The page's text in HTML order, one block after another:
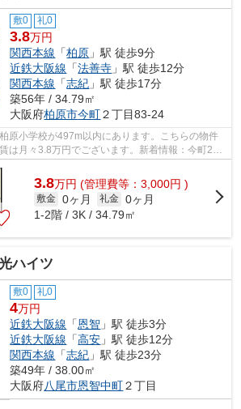
敷0 礼0
3.8万円
関西本線 「柏原 」駅 徒歩9分
近鉄大阪線 「法善寺 」駅 徒歩12分
関西本線 「志紀 」駅 徒歩17分
築56年 / 34.79㎡
大阪府柏原市今町２丁目83-24
原小学校が497m以内にあります。こちらの物件
は月々3.8万円でございます。新着情報：今町2丁
ならコチラ。...
3.8万円 (管理費等：3,000円 )
敷金 0ヶ月 礼金 0ヶ月
1-2階 / 3K / 34.79㎡
ハイツ
敷0 礼0
4万円
近鉄大阪線 「恩智 」駅 徒歩3分
近鉄大阪線 「高安 」駅 徒歩12分
関西本線 「志紀 」駅 徒歩23分
築49年 / 38.00㎡
大阪府八尾市恩智中町２丁目